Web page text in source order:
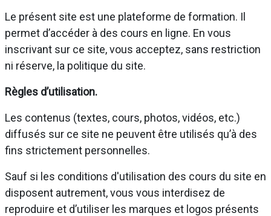
Le présent site est une plateforme de formation. Il
permet d’accéder à des cours en ligne. En vous
inscrivant sur ce site, vous acceptez, sans restriction
ni réserve, la politique du site.
Règles d’utilisation.
Les contenus (textes, cours, photos, vidéos, etc.)
diffusés sur ce site ne peuvent être utilisés qu’à des
fins strictement personnelles.
Sauf si les conditions d'utilisation des cours du site en
disposent autrement, vous vous interdisez de
reproduire et d’utiliser les marques et logos présents